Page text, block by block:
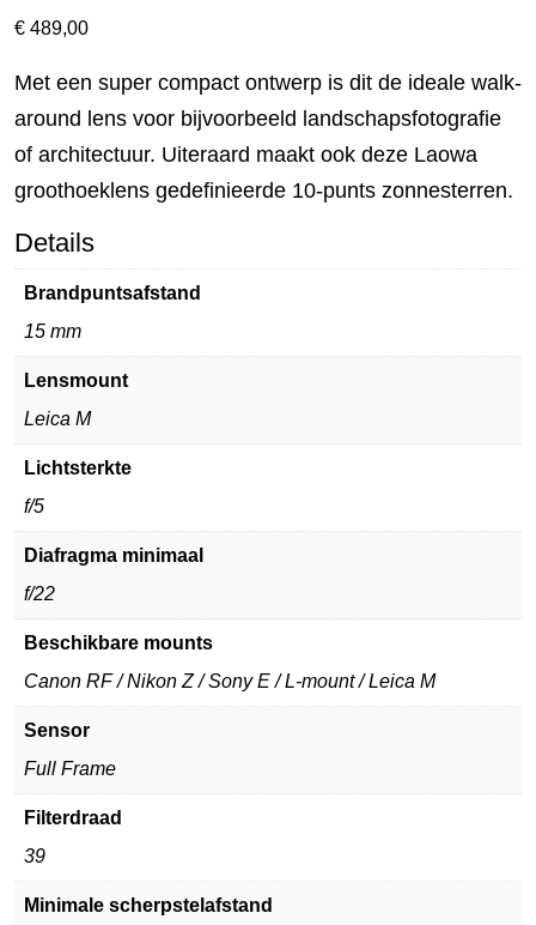
€ 489,00
Met een super compact ontwerp is dit de ideale walk-
around lens voor bijvoorbeeld landschapsfotografie
of architectuur. Uiteraard maakt ook deze Laowa
groothoeklens gedefinieerde 10-punts zonnesterren.
Details
Brandpuntsafstand
15 mm
Lensmount
Leica M
Lichtsterkte
f/5
Diafragma minimaal
f/22
Beschikbare mounts
Canon RF / Nikon Z / Sony E / L-mount / Leica M
Sensor
Full Frame
Filterdraad
39
Minimale scherpstelafstand